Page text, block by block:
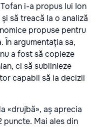
i-a propus lui Ion
să treacă la o analiză
propuse pentru
În argumentația sa,
a fost să copieze
ci să sublinieze
capabil să ia decizii
«drujbă», aș aprecia
puncte. Mai ales din